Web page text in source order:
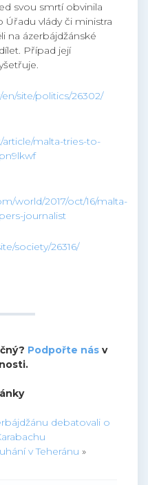
svou smrtí obvinila
vlády či ministra
na ázerbájdžánské
Případ její
site/politics/26302/
malta-tries-to-
world/2017/oct/16/malta-
journalist
society/26316/
Podpořte násv
debatovali o
v Teheránu »